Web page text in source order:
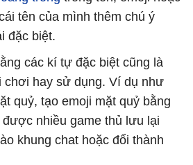
tên của mình thêm chú ý
đặc biệt.
các kí tự đặc biệt cũng là
chơi hay sử dụng. Ví dụ như
quỷ, tạo emoji mặt quỷ bằng
nhiều game thủ lưu lại
khung chat hoặc đổi thành